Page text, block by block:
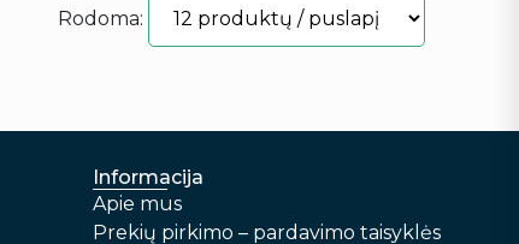
Rodoma:
Informacija
Apie mus
Prekių pirkimo – pardavimo taisyklės